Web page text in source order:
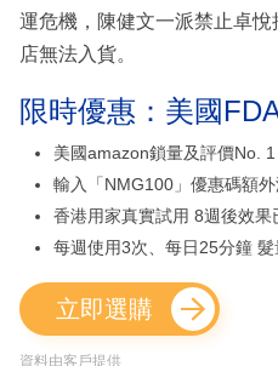
運危機，陳健文一派禁止卓
店無法入貨。
限時優惠：美國
美國amazon鎖量及評價No. 1
輸入「NMG100」優惠碼額
香港用家真實試用 8週後效果
每週使用3次、每日25分鐘
立即選購
資料由客戶提供